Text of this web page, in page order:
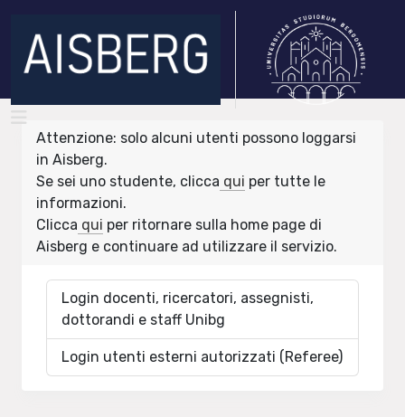
Attenzione: solo alcuni utenti possono loggarsi
in Aisberg.
Se sei uno studente, clicca qui per tutte le
informazioni.
Clicca qui per ritornare sulla home page di
Aisberg e continuare ad utilizzare il servizio.
Login docenti, ricercatori, assegnisti,
dottorandi e staff Unibg
Login utenti esterni autorizzati (Referee)